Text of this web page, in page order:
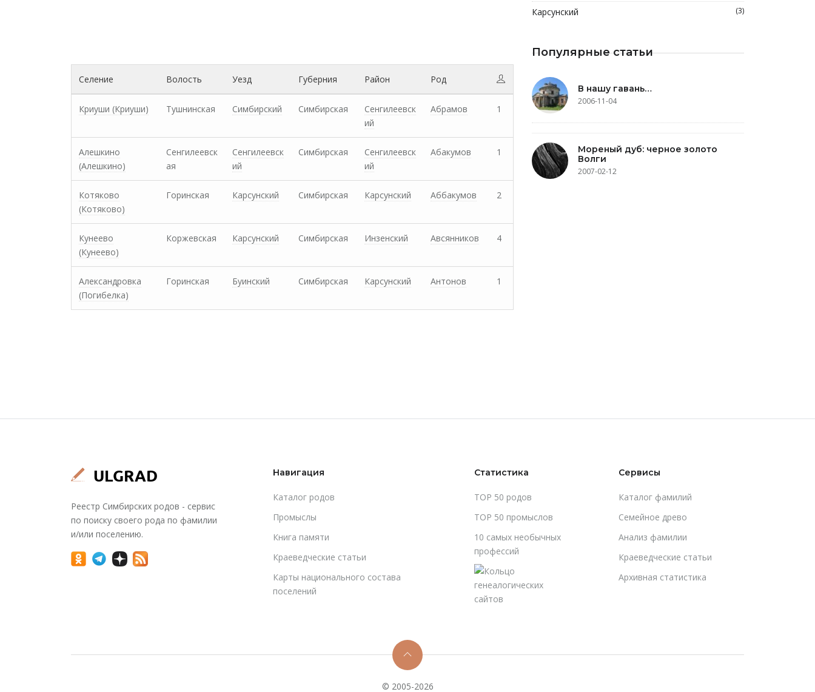
Селение Волость Уезд Губерния Район Род
Криуши (Криуши) Тушнинская Симбирский Симбирская
Сенгилеевск
ий
Абрамов 1
Алешкино
(Алешкино)
Сенгилеевск
ая
Сенгилеевск
ий
Симбирская
Сенгилеевск
ий
Абакумов 1
Котяково
(Котяково)
Горинская Карсунский Симбирская Карсунский Аббакумов 2
Кунеево
(Кунеево)
Коржевская Карсунский Симбирская Инзенский Авсянников 4
Александровка
(Погибелка)
Горинская Буинский Симбирская Карсунский Антонов 1
Карсунский (3)
Популярные статьи
В нашу гавань…
2006-11-04
Мореный дуб: черное золото
Волги
2007-02-12
Реестр Симбирских родов - сервис
по поиску своего рода по фамилии
и/или поселению.
Навигация
Каталог родов
Промыслы
Книга памяти
Краеведческие статьи
Карты национального состава
поселений
Статистика
TOP 50 родов
TOP 50 промыслов
10 самых необычных
профессий
Сервисы
Каталог фамилий
Cемейное древо
Анализ фамилии
Краеведческие статьи
Архивная статистика
© 2005-2026